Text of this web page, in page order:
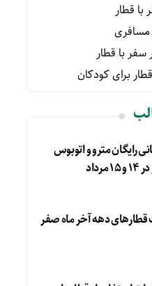
قطار
مسافری
سفر با قطار
برای کودکان
رایگان مترو و اتوبوس
دهه آخر ماه صفر